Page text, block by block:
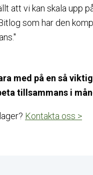
att vi kan skala upp
som har den
med på en så
tillsammans i
Kontakta oss >